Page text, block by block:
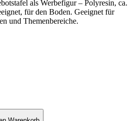
als Werbefigur – Polyresin, ca.
für den Boden. Geeignet für
und Themenbereiche.